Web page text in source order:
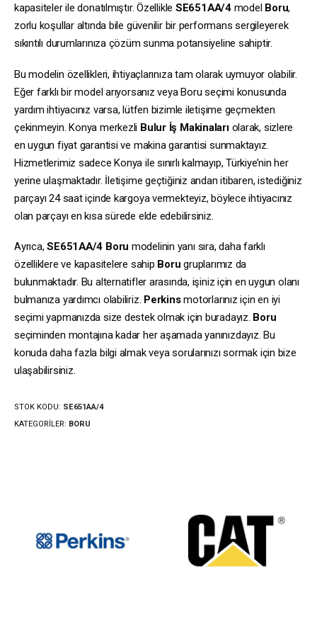
kapasiteler ile donatılmıştır. Özellikle SE651AA/4model Boru,
zorlu koşullar altında bile güvenilir bir performans sergileyerek
sıkıntılı durumlarınıza çözüm sunma potansiyeline sahiptir.
Bu modelin özellikleri, ihtiyaçlarınıza tam olarak uymuyor olabilir.
Eğer farklı bir model arıyorsanız veya Boru seçimi konusunda
yardım ihtiyacınız varsa, lütfen bizimle iletişime geçmekten
çekinmeyin. Konya merkezli Bulur İş Makinalarıolarak, sizlere
en uygun fiyat garantisi ve makina garantisi sunmaktayız.
Hizmetlerimiz sadece Konya ile sınırlı kalmayıp, Türkiye’nin her
yerine ulaşmaktadır. İletişime geçtiğiniz andan itibaren, istediğiniz
parçayı 24 saat içinde kargoya vermekteyiz, böylece ihtiyacınız
olan parçayı en kısa sürede elde edebilirsiniz.
Ayrıca,SE651AA/4 Boru modelinin yanı sıra, daha farklı
özelliklere ve kapasitelere sahip Boru gruplarımız da
bulunmaktadır. Bu alternatifler arasında, işiniz için en uygun olanı
bulmanıza yardımcı olabiliriz. Perkinsmotorlarınız için en iyi
seçimi yapmanızda size destek olmak için buradayız. Boru
seçiminden montajına kadar her aşamada yanınızdayız. Bu
konuda daha fazla bilgi almak veya sorularınızı sormak için bize
ulaşabilirsiniz.
STOK KODU: SE651AA/4
KATEGORILER: BORU